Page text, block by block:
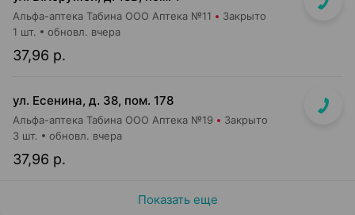
Альфа-аптека Табина ООО Аптека №11 Закрыто
37,96 р.
1 шт. обновл. вчера
ул. Есенина, д. 38, пом. 178
Альфа-аптека Табина ООО Аптека №19 Закрыто
37,96 р.
3 шт. обновл. вчера
Показать еще